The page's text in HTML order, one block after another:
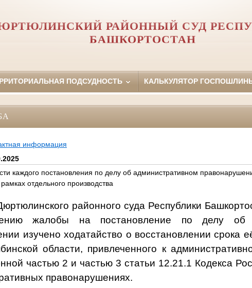
РАЙОННЫЙ СУД
БАШКОРТОСТАН
ПОДСУДНОСТЬ КАЛЬКУЛЯТОР
информация
каждого постановления по делу об административном
отдельного производства
районного суда Республики
жалобы на постановление по делу об
изучено ходатайство о восстановлении срока
области, привлеченного к
частью 2 и частью 3 статьи 12.21.1 Кодекса
правонарушениях.